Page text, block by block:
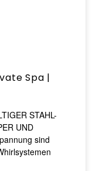
Spa |
STAHL-
UND
sind